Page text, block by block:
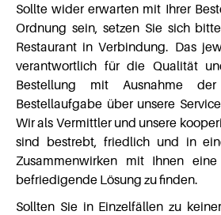
Sollte wider erwarten mit Ihrer
Ordnung sein, setzen Sie sich
Restaurant in Verbindung. Das
verantwortlich für die Qualität
Bestellung mit Ausnahme
Bestellaufgabe über unsere
Wir als Vermittler und unsere
sind bestrebt, friedlich und in
Zusammenwirken mit Ihnen
befriedigende Lösung zu finden.
Sollten Sie in Einzelfällen zu